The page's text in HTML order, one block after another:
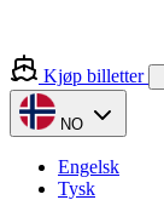
Kjøp billetter
NO
Engelsk
Tysk